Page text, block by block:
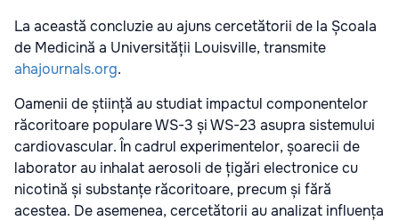
La această concluzie au ajuns cercetătorii de la Școala
de Medicină a Universității Louisville, transmite
ahajournals.org.
Oamenii de știință au studiat impactul componentelor
răcoritoare populare WS-3 și WS-23 asupra sistemului
cardiovascular. În cadrul experimentelor, șoarecii de
laborator au inhalat aerosoli de țigări electronice cu
nicotină și substanțe răcoritoare, precum și fără
acestea. De asemenea, cercetătorii au analizat influența